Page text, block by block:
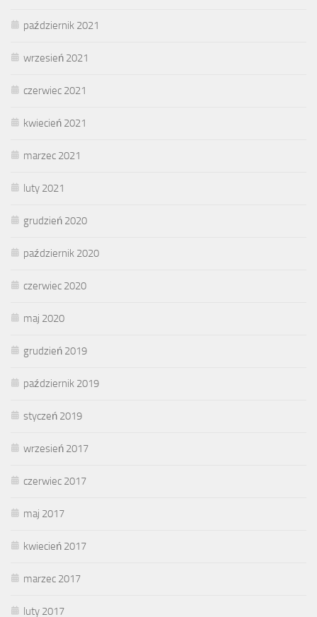
październik 2021
wrzesień 2021
czerwiec 2021
kwiecień 2021
marzec 2021
luty 2021
grudzień 2020
październik 2020
czerwiec 2020
maj 2020
grudzień 2019
październik 2019
styczeń 2019
wrzesień 2017
czerwiec 2017
maj 2017
kwiecień 2017
marzec 2017
luty 2017